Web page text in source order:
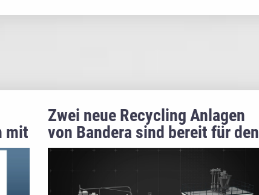
mit
Zwei neue Recycling Anlagen
von Bandera sind bereit für den
Markt